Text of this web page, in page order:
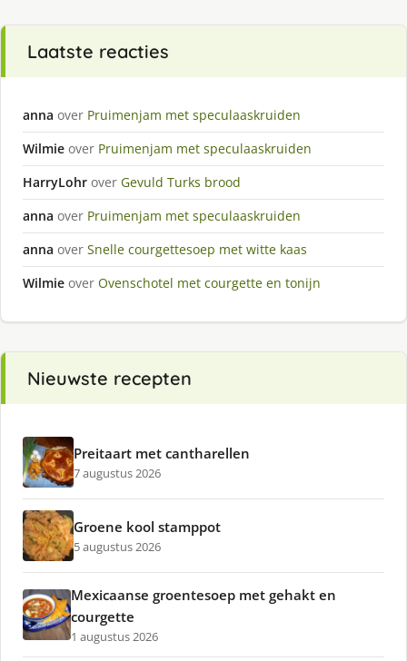
Laatste reacties
anna over Pruimenjam met speculaaskruiden
Wilmie over Pruimenjam met speculaaskruiden
HarryLohr over Gevuld Turks brood
anna over Pruimenjam met speculaaskruiden
anna over Snelle courgettesoep met witte kaas
Wilmie over Ovenschotel met courgette en tonijn
Nieuwste recepten
Preitaart met cantharellen
7 augustus 2026
Groene kool stamppot
5 augustus 2026
Mexicaanse groentesoep met gehakt en
courgette
1 augustus 2026